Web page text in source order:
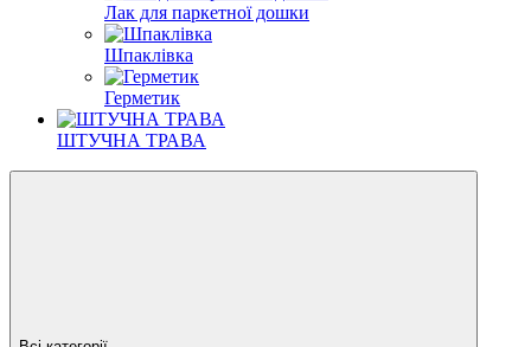
Лак для паркетної дошки
Шпаклівка
Герметик
ШТУЧНА ТРАВА